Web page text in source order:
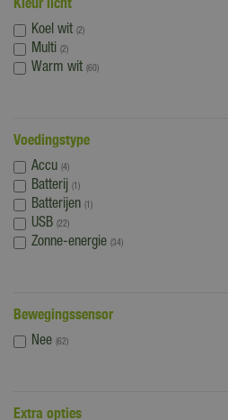
Koel wit (2)
Multi (2)
Warm wit (60)
Voedingstype
Accu (4)
Batterij (1)
Batterijen (1)
USB (22)
Zonne-energie (34)
Bewegingssensor
Nee (62)
Extra opties